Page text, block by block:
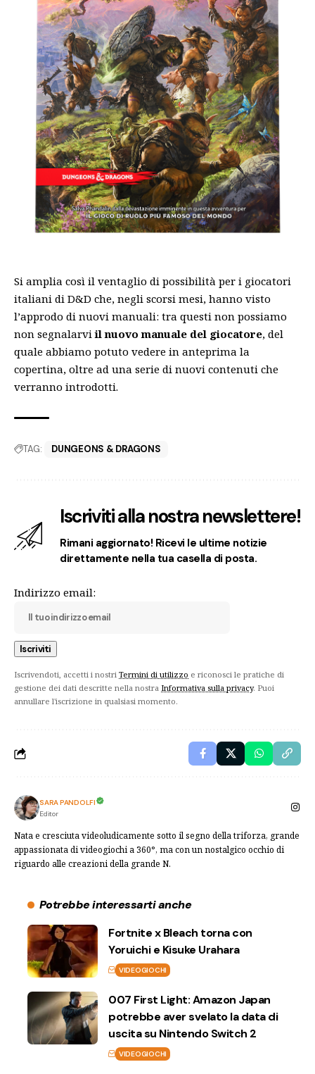
Si amplia così il ventaglio di possibilità per i giocatori
italiani di D&D che, negli scorsi mesi, hanno visto
l’approdo di nuovi manuali: tra questi non possiamo
non segnalarviil nuovo manuale del giocatore, del
quale abbiamo potuto vedere in anteprima la
copertina, oltre ad una serie di nuovi contenuti che
verranno introdotti.
TAG: DUNGEONS & DRAGONS
Iscriviti alla nostra newslettere!
Rimani aggiornato! Ricevi le ultime notizie
direttamente nella tua casella di posta.
Indirizzo email:
Iscrivendoti, accetti i nostri Termini di utilizzo e riconosci le pratiche di
gestione dei dati descritte nella nostra Informativa sulla privacy. Puoi
annullare l'iscrizione in qualsiasi momento.
SARA PANDOLFI
Editor
Nata e cresciuta videoludicamente sotto il segno della triforza, grande
appassionata di videogiochi a 360°, ma con un nostalgico occhio di
riguardo alle creazioni della grande N.
Potrebbe interessarti anche
Fortnite x Bleach torna con
Yoruichi e Kisuke Urahara
VIDEOGIOCHI
007 First Light: Amazon Japan
potrebbe aver svelato la data di
uscita su Nintendo Switch 2
VIDEOGIOCHI